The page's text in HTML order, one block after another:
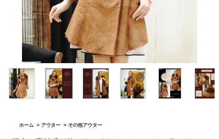
●パール＆ビジュー
付きリボンサテン
トートバッグ
「BA1759」
●グリッターチャン
キーローヒールパ
ンプス「SH1768」
●ビジューハンドル
スパンコール刺繍
レースハンドバッ
グ「BA1762」
ホーム > アウター >その他アウター